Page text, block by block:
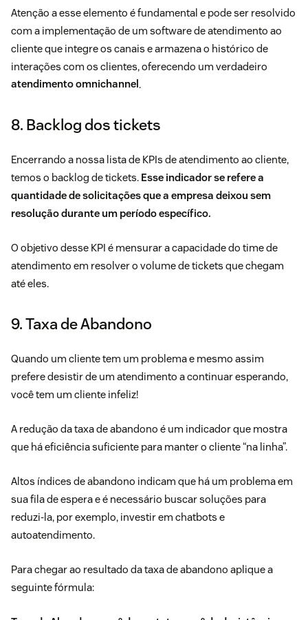
Atenção a esse elemento é fundamental e pode ser resolvido
com a implementação de um software de atendimento ao
cliente que integre os canais e armazena o histórico de
interações com os clientes, oferecendo um verdadeiro
atendimento omnichannel .
8. Backlog dos tickets
Encerrando a nossa lista de KPIs de atendimento ao cliente,
temos o backlog de tickets. Esse indicador se refere a
quantidade de solicitações que a empresa deixou sem
resolução durante um período específico.
O objetivo desse KPI é mensurar a capacidade do time de
atendimento em resolver o volume de tickets que chegam
até eles.
9. Taxa de Abandono
Quando um cliente tem um problema e mesmo assim
prefere desistir de um atendimento a continuar esperando,
você tem um cliente infeliz!
A redução da taxa de abandono é um indicador que mostra
que há eficiência suficiente para manter o cliente “na linha”.
Altos índices de abandono indicam que há um problema em
sua fila de espera e é necessário buscar soluções para
reduzi-la, por exemplo, investir em chatbots e
autoatendimento.
Para chegar ao resultado da taxa de abandono aplique a
seguinte fórmula: